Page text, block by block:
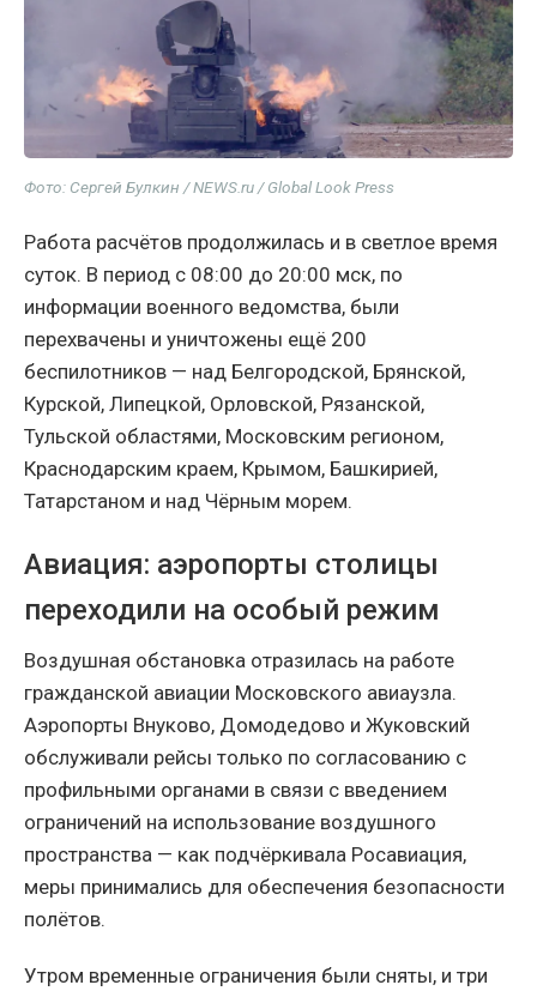
Фото: Сергей Булкин / NEWS.ru / Global Look Press
Работа расчётов продолжилась и в светлое время
суток. В период с 08:00 до 20:00 мск, по
информации военного ведомства, были
перехвачены и уничтожены ещё 200
беспилотников — над Белгородской, Брянской,
Курской, Липецкой, Орловской, Рязанской,
Тульской областями, Московским регионом,
Краснодарским краем, Крымом, Башкирией,
Татарстаном и над Чёрным морем.
Авиация: аэропорты столицы
переходили на особый режим
Воздушная обстановка отразилась на работе
гражданской авиации Московского авиаузла.
Аэропорты Внуково, Домодедово и Жуковский
обслуживали рейсы только по согласованию с
профильными органами в связи с введением
ограничений на использование воздушного
пространства — как подчёркивала Росавиация,
меры принимались для обеспечения безопасности
полётов.
Утром временные ограничения были сняты, и три